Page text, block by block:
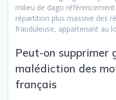
milieu de dago
répartition plus massive des
frauduleuse, appartenant au
Peut-on supprimer
malédiction des
français